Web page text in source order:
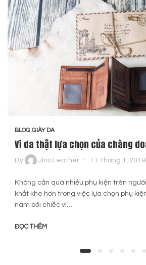
BLOG GIÀY DA
Ví da thật lựa chọn của chàng
By Jino Leather 11 Tháng 1, 2019
Không cần quá nhiều phụ kiện trên
khắt khe hơn trong việc lựa chọn phụ
nam bởi chiếc ví…
ĐỌC THÊM